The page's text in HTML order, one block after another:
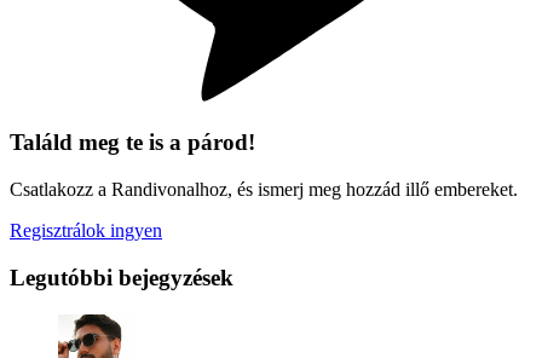
Találd meg te is a párod!
Csatlakozz a Randivonalhoz, és ismerj meg hozzád illő embereket.
Regisztrálok ingyen
Legutóbbi bejegyzések